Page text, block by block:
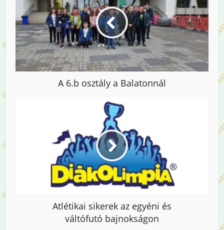
A 6.b osztály a Balatonnál
Atlétikai sikerek az egyéni és
váltófutó bajnokságon